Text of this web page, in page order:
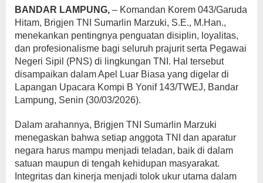
BANDAR LAMPUNG, – Komandan Korem 043/Garuda
Hitam, Brigjen TNI Sumarlin Marzuki, S.E., M.Han.,
menekankan pentingnya penguatan disiplin, loyalitas,
dan profesionalisme bagi seluruh prajurit serta Pegawai
Negeri Sipil (PNS) di lingkungan TNI. Hal tersebut
disampaikan dalam Apel Luar Biasa yang digelar di
Lapangan Upacara Kompi B Yonif 143/TWEJ, Bandar
Lampung, Senin (30/03/2026).
​Dalam arahannya, Brigjen TNI Sumarlin Marzuki
menegaskan bahwa setiap anggota TNI dan aparatur
negara harus mampu menjadi teladan, baik di dalam
satuan maupun di tengah kehidupan masyarakat.
Integritas dan kinerja menjadi tolok ukur utama dalam